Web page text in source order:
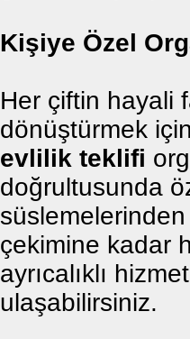
Kişiye Özel
Her çiftin hayali
dönüştürmek
evlilik teklifi
doğrultusunda
çekimine kadar
ayrıcalıklı
ulaşabilirsiniz.